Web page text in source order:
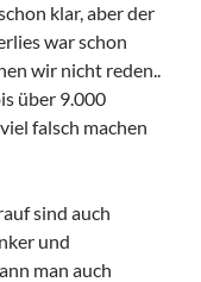
klar, aber der
war schon
wir nicht reden..
über 9.000
falsch machen
sind auch
und
man auch